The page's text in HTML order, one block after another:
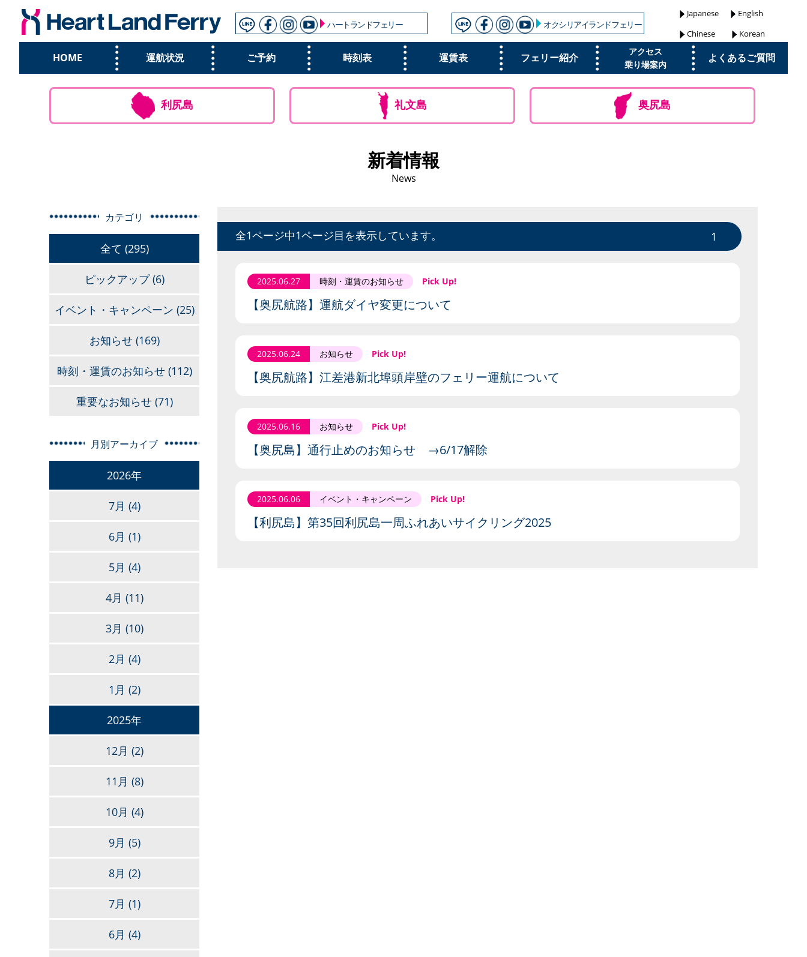
ハートランドフェリー オクシリアイランドフェリー
Japanese
English
Chinese
Korean
HOME 運航状況 ご予約 時刻表 運賃表 フェリー紹介
アクセス
乗り場案内
よくあるご質問
利尻島 礼文島 奥尻島
新着情報
News
全1ページ中1ページ目を表示しています。 1
2025.06.27 時刻・運賃のお知らせ Pick Up!
【奥尻航路】運航ダイヤ変更について
2025.06.24 お知らせ Pick Up!
【奥尻航路】江差港新北埠頭岸壁のフェリー運航について
2025.06.16 お知らせ Pick Up!
【奥尻島】通行止めのお知らせ →6/17解除
2025.06.06 イベント・キャンペーン Pick Up!
【利尻島】第35回利尻島一周ふれあいサイクリング2025
カテゴリ
全て (295)
ピックアップ(6)
イベント・キャンペーン (25)
お知らせ(169)
時刻・運賃のお知らせ(112)
重要なお知らせ(71)
月別アーカイブ
2026年
7月 (4)
6月 (1)
5月 (4)
4月 (11)
3月 (10)
2月 (4)
1月 (2)
2025年
12月 (2)
11月 (8)
10月 (4)
9月 (5)
8月 (2)
7月 (1)
6月 (4)